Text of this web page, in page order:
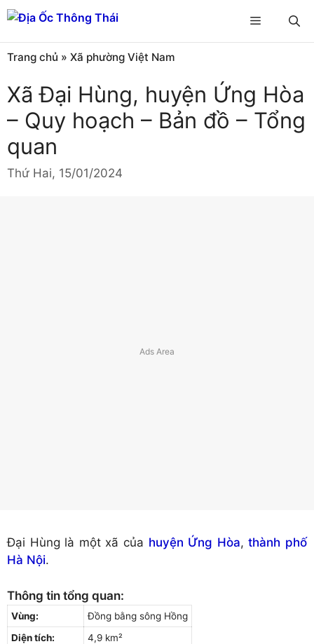
Chuyển
đến
nội
dung
Menu
Trang chủ » Xã phường Việt Nam
Xã Đại Hùng, huyện Ứng Hòa
– Quy hoạch – Bản đồ – Tổng
quan
Thứ Hai, 15/01/2024
Đại Hùng là một xã của huyện Ứng Hòa,thành phố
Hà Nội.
Thông tin tổng quan:
Vùng:
Đồng bằng sông Hồng
Diện tích:
4,9 km²